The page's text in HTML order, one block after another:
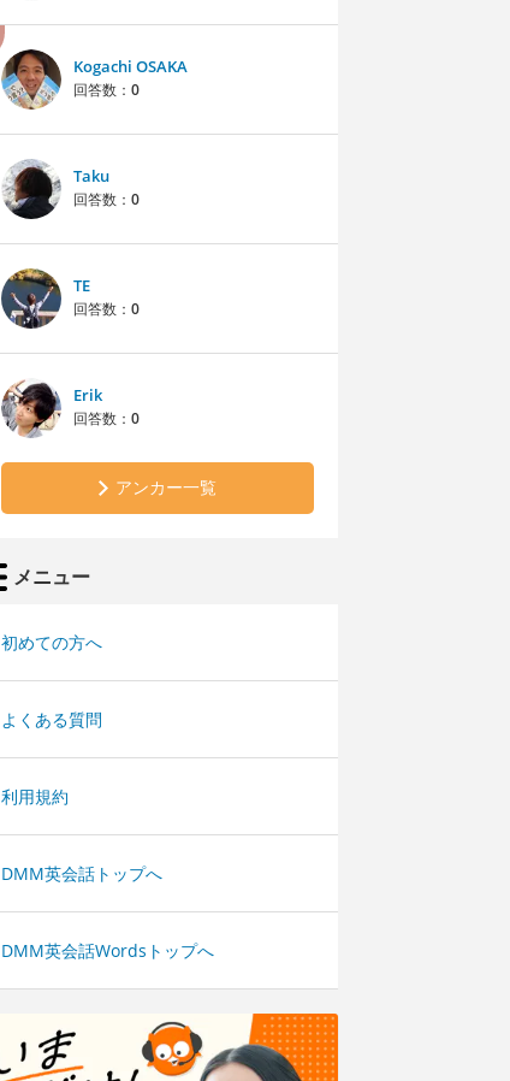
Kogachi OSAKA
回答数： 0
Taku
回答数： 0
TE
回答数： 0
Erik
回答数： 0
アンカー一覧
メニュー
初めての方へ
よくある質問
利用規約
DMM英会話トップへ
DMM英会話Wordsトップへ